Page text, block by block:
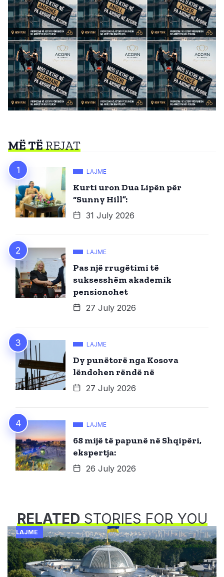
MË TËREJAT
LAJME
Kurti uron Dua Lipën për
“Sunny Hill”:
31 July 2026
LAJME
Pas një rrugëtimi të
suksesshëm akademik
pensionohet
27 July 2026
LAJME
Dy punëtorë nga Kosova
lëndohen rëndë në
27 July 2026
LAJME
68 mijë të papunë në Shqipëri,
ekspertja:
26 July 2026
RELATEDSTORIES FOR YOU
LAJME